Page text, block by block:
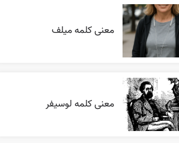
معنی کلمه میلف
معنی کلمه لوسیفر